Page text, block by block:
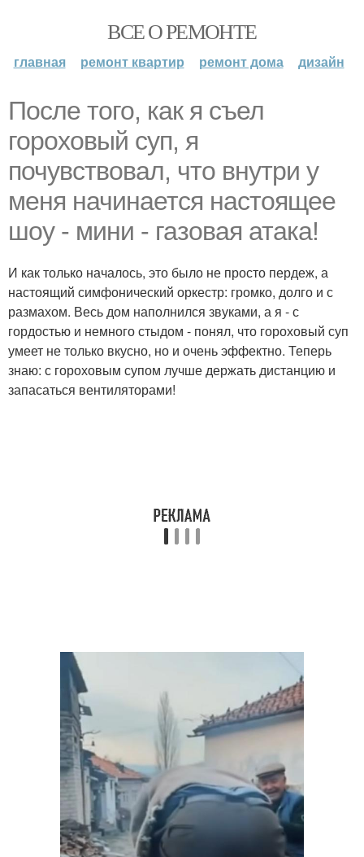
ВСЕ О РЕМОНТЕ
главная ремонт квартир ремонт дома дизайн
После того, как я съел
гороховый суп, я
почувствовал, что внутри у
меня начинается настоящее
шоу - мини - газовая атака!
И как только началось, это было не просто пердеж, а
настоящий симфонический оркестр: громко, долго и с
размахом. Весь дом наполнился звуками, а я - с
гордостью и немного стыдом - понял, что гороховый суп
умеет не только вкусно, но и очень эффектно. Теперь
знаю: с гороховым супом лучше держать дистанцию и
запасаться вентиляторами!